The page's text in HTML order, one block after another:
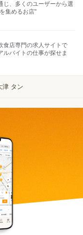
じ、多くのユーザーから選
集めるお店"
食店専門の求人サイトで
ルバイトの仕事が探せま
津 タン